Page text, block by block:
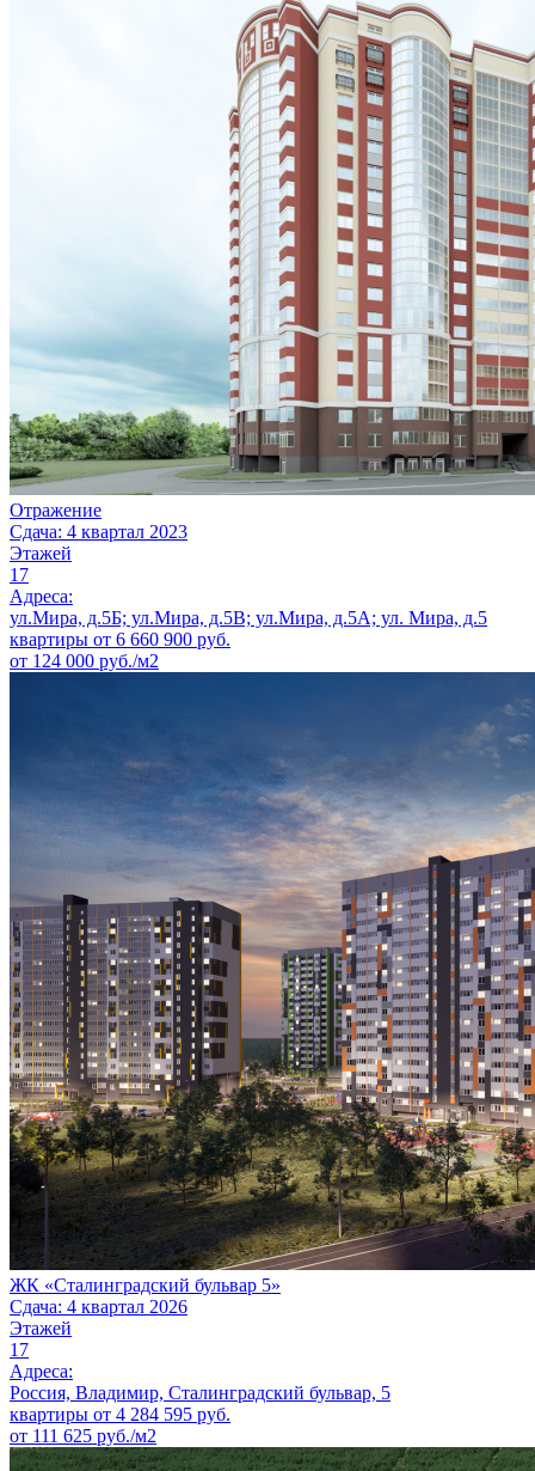
Отражение
Сдача: 4 квартал 2023
Этажей
17
Адреса:
ул.Мира, д.5Б; ул.Мира, д.5В; ул.Мира, д.5А; ул. Мира, д.5
квартиры от 6 660 900 руб.
от 124 000 руб./м2
ЖК «Сталинградский бульвар 5»
Сдача: 4 квартал 2026
Этажей
17
Адреса:
Россия, Владимир, Сталинградский бульвар, 5
квартиры от 4 284 595 руб.
от 111 625 руб./м2